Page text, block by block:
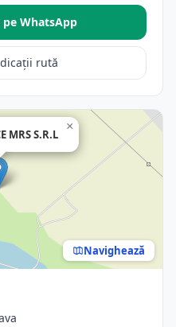
WhatsApp
rută
MRS S.R.L
×
Navighează